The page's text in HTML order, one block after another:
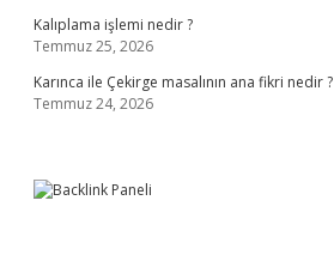
Kalıplama işlemi nedir ?
Temmuz 25, 2026
Karınca ile Çekirge masalının ana fikri nedir ?
Temmuz 24, 2026